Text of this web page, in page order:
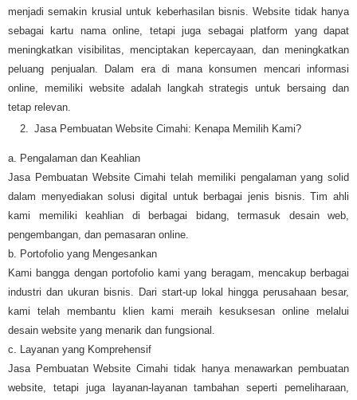
menjadi semakin krusial untuk keberhasilan bisnis. Website tidak hanya
sebagai kartu nama online, tetapi juga sebagai platform yang dapat
meningkatkan visibilitas, menciptakan kepercayaan, dan meningkatkan
peluang penjualan. Dalam era di mana konsumen mencari informasi
online, memiliki website adalah langkah strategis untuk bersaing dan
tetap relevan.
Jasa Pembuatan Website Cimahi: Kenapa Memilih Kami?
a. Pengalaman dan Keahlian
Jasa Pembuatan Website Cimahi telah memiliki pengalaman yang solid
dalam menyediakan solusi digital untuk berbagai jenis bisnis. Tim ahli
kami memiliki keahlian di berbagai bidang, termasuk desain web,
pengembangan, dan pemasaran online.
b. Portofolio yang Mengesankan
Kami bangga dengan portofolio kami yang beragam, mencakup berbagai
industri dan ukuran bisnis. Dari start-up lokal hingga perusahaan besar,
kami telah membantu klien kami meraih kesuksesan online melalui
desain website yang menarik dan fungsional.
c. Layanan yang Komprehensif
Jasa Pembuatan Website Cimahi tidak hanya menawarkan pembuatan
website, tetapi juga layanan-layanan tambahan seperti pemeliharaan,